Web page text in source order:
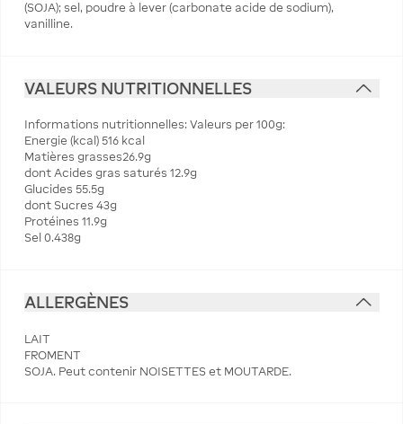
(SOJA); sel, poudre à lever (carbonate acide de sodium),
vanilline.
VALEURS NUTRITIONNELLES
Informations nutritionnelles: Valeurs per 100g:
Energie (kcal) 516 kcal
Matières grasses26.9g
dont Acides gras saturés 12.9g
Glucides 55.5g
dont Sucres 43g
Protéines 11.9g
Sel 0.438g
ALLERGÈNES
LAIT
FROMENT
SOJA. Peut contenir NOISETTES et MOUTARDE.